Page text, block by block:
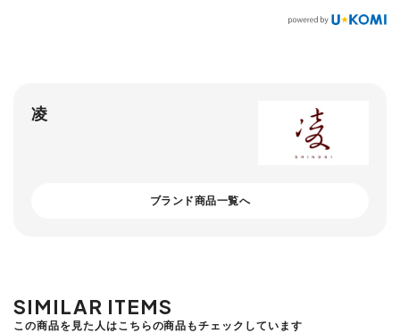
凌
ブランド商品一覧へ
SIMILAR ITEMS
この商品を見た人はこちらの商品もチェックしています